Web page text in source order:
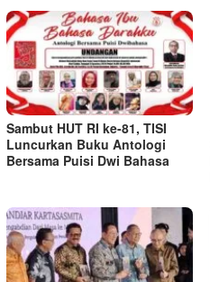
Sambut HUT RI ke-81, TISI
Luncurkan Buku Antologi
Bersama Puisi Dwi Bahasa